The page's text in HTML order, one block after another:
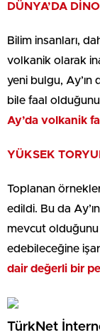
DÜNYA’DA
Bilim insanları,
volkanik olarak
yeni bulgu, Ay’ın
bile faal
Ay’da volkanik
YÜKSEK
Toplanan
edildi. Bu da
mevcut
edebileceğine
dair değerli bir
TürkNet